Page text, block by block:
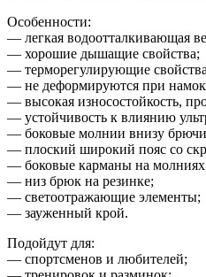
Особенности:
— легкая водоотталкивающая
— хорошие дышащие свойства;
— терморегулирующие
— не деформируются при
— высокая износостойкость,
— устойчивость к влиянию
— боковые молнии внизу
— плоский широкий пояс со
— боковые карманы на
— низ брюк на резинке;
— светоотражающие элементы;
— зауженный крой.
Подойдут для:
— спортсменов и любителей;